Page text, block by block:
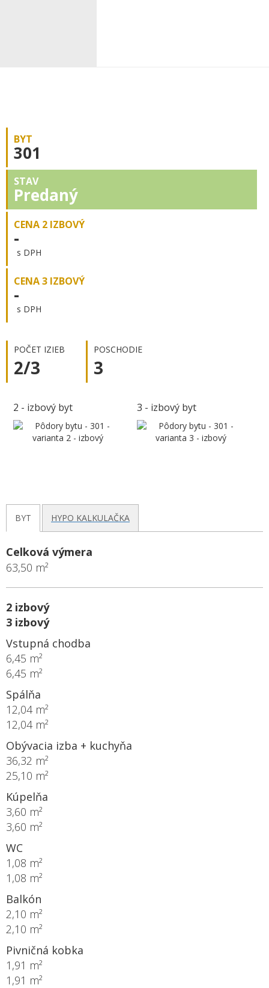
BYT
301
STAV
Predaný
CENA 2 IZBOVÝ
-
s DPH
CENA 3 IZBOVÝ
-
s DPH
POČET IZIEB
2/3
POSCHODIE
3
2 - izbový byt 3 - izbový byt
BYT HYPO KALKULAČKA
Celková výmera
63,50 m²
2 izbový
3 izbový
Vstupná chodba
6,45 m²
6,45 m²
Spálňa
12,04 m²
12,04 m²
Obývacia izba + kuchyňa
36,32 m²
25,10 m²
Kúpelňa
3,60 m²
3,60 m²
WC
1,08 m²
1,08 m²
Balkón
2,10 m²
2,10 m²
Pivničná kobka
1,91 m²
1,91 m²